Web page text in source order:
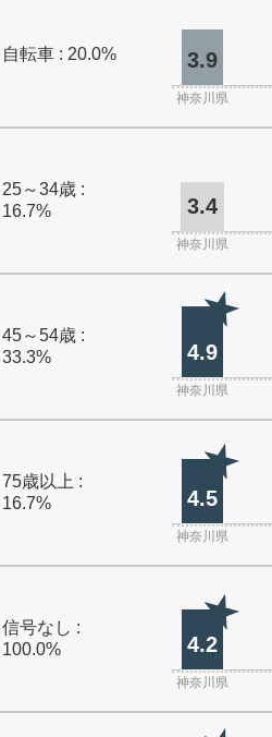
自転車 : 20.0% 3.9
神奈川県
25～34歳 :
16.7%
3.4
神奈川県
45～54歳 :
33.3%
4.9
神奈川県
75歳以上 :
16.7%
4.5
神奈川県
信号なし :
100.0%
4.2
神奈川県